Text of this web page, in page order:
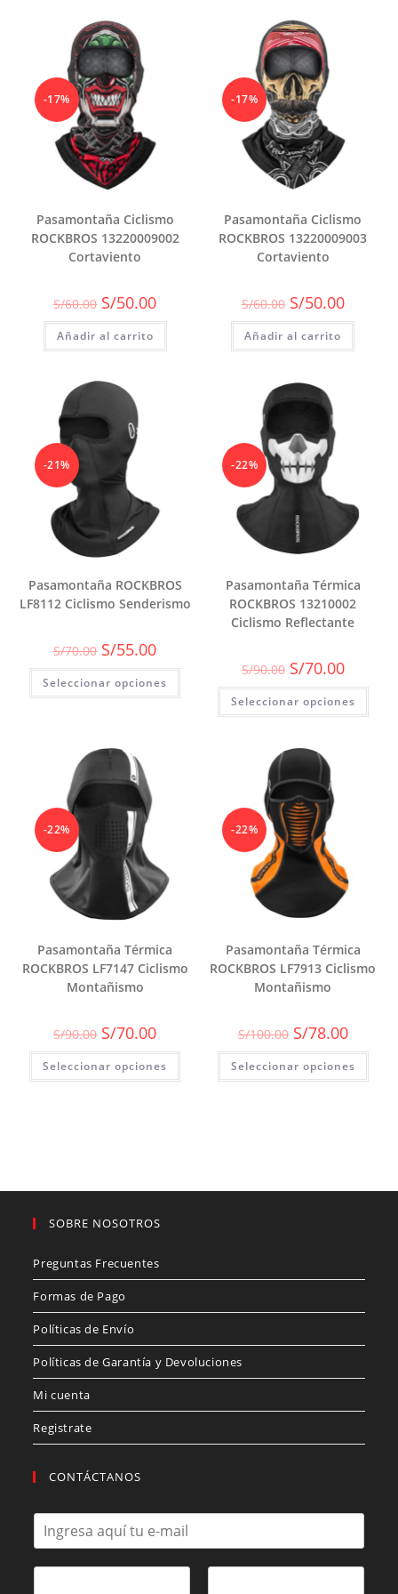
-17%
Pasamontaña Ciclismo
ROCKBROS 13220009002
Cortaviento
S/60.00 El
precio
original
era:
S/60.00.
S/50.00El
actual
S/50.00.
Añadir al carrito
-17%
Pasamontaña Ciclismo
ROCKBROS 13220009003
Cortaviento
S/60.00 El
precio
original
era:
S/60.00.
S/50.00El
precio
actual
S/50.00.
Añadir al carrito
-21%
Pasamontaña ROCKBROS
LF8112 Ciclismo Senderismo
S/70.00 El
precio
original
era:
S/70.00.
S/55.00El
actual
es:
S/55.00.
Seleccionar opciones
-22%
Pasamontaña Térmica
ROCKBROS 13210002
Ciclismo Reflectante
S/90.00 El
precio
original
era:
S/90.00.
S/70.00El
precio
actual
es:
S/70.00.
Seleccionar opciones
-22%
Pasamontaña Térmica
ROCKBROS LF7147 Ciclismo
Montañismo
S/90.00 El
precio
original
era:
S/90.00.
S/70.00El
actual
es:
S/70.00.
Seleccionar opciones
-22%
Pasamontaña Térmica
ROCKBROS LF7913 Ciclismo
Montañismo
S/100.00 El
precio
original
era:
S/100.00.
S/78.00El
precio
actual
es:
S/78.00.
Seleccionar opciones
SOBRE NOSOTROS
Preguntas Frecuentes
Formas de Pago
Políticas de Envío
Políticas de Garantía y Devoluciones
Mi cuenta
Registrate
CONTÁCTANOS
C
rN